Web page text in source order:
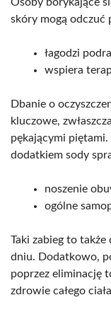
skóry mogą odczuć
łagodzi
wspiera
Dbanie o
kluczowe,
pękającymi
dodatkiem sody
noszenie
ogólne
Taki zabieg to także
dniu. Dodatkowo,
poprzez eliminację
zdrowie całego